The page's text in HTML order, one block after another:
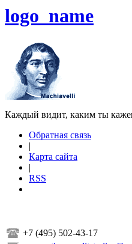
logo_name
Каждый видит, каким ты
Обратная связь
|
Карта сайта
|
RSS
+7 (495) 502-43-17